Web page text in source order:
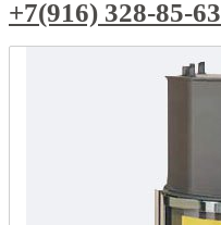
+7(916) 328-85-63